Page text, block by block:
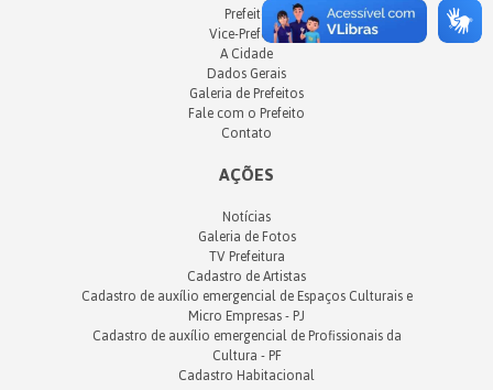
Prefeito
Vice-Prefeito
A Cidade
Dados Gerais
Galeria de Prefeitos
Fale com o Prefeito
Contato
AÇÕES
Notícias
Galeria de Fotos
TV Prefeitura
Cadastro de Artistas
Cadastro de auxílio emergencial de Espaços Culturais e
Micro Empresas - PJ
Cadastro de auxílio emergencial de Profissionais da
Cultura - PF
Cadastro Habitacional